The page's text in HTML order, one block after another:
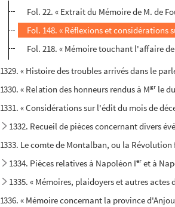
Fol. 22. « Extrait du Mémoire de M. de
Fol. 148. « Réflexions et
Fol. 218. « Mémoire touchant l'affaire
1329. « Histoire des troubles arrivés dans le
1330. « Relation des honneurs rendus à Mgr le
1331. « Considérations sur l'édit du mois de
1332. Recueil de pièces concernant divers
1333. Le comte de Montalban, ou la Révolution
1334. Pièces relatives à Napoléon Ier et à
1335. « Mémoires, plaidoyers et autres
1336. « Mémoire concernant la province